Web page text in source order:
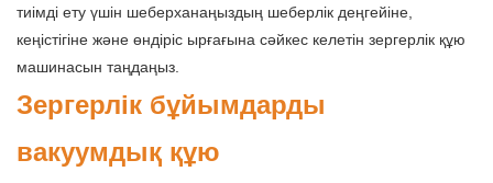
тиімді ету үшін шеберханаңыздың шеберлік деңгейіне,
кеңістігіне және өндіріс ырғағына сәйкес келетін зергерлік құю
машинасын таңдаңыз.
Зергерлік бұйымдарды
вакуумдық құю